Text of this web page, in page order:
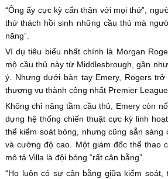
“Ông ấy cực kỳ cẩn thận với mọi thứ”,
thử thách hồi sinh những cầu thủ mà
năng”.
Ví dụ tiêu biểu nhất chính là Morgan
mộ cầu thủ này từ Middlesbrough, gần
ý. Nhưng dưới bàn tay Emery, Rogers
thương vụ thành công nhất Premier
Không chỉ nâng tầm cầu thủ, Emery còn
dựng hệ thống chiến thuật cực kỳ linh
thể kiểm soát bóng, nhưng cũng sẵn
và cường độ cao. Một giám đốc thể thao
mô tả Villa là đội bóng “rất cân bằng”.
“Họ luôn có sự cân bằng giữa kiểm soát,